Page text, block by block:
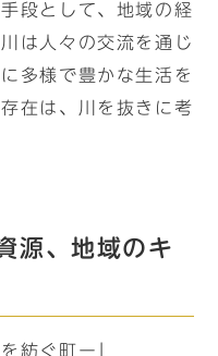
段として、地域の経
は人々の交流を通じ
多様で豊かな生活を
在は、川を抜きに考
源、地域のキ
紡ぐ町ー」